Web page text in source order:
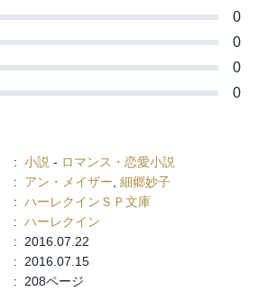
0
0
0
0
: 小説 - ロマンス・恋愛小説
: アン・メイザー 細郷妙子
: ハーレクインＳＰ文庫
: ハーレクイン
:
2016.07.22
:
2016.07.15
:
208ページ